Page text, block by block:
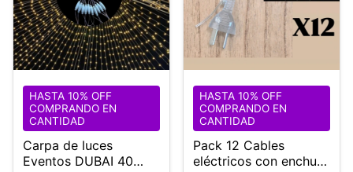
Carpa de luces
Eventos DUBAI 40
HASTA 10% OFF
COMPRANDO EN
CANTIDAD
Pack 12 Cables
eléctricos con enchufe
HASTA 10% OFF
COMPRANDO EN
CANTIDAD